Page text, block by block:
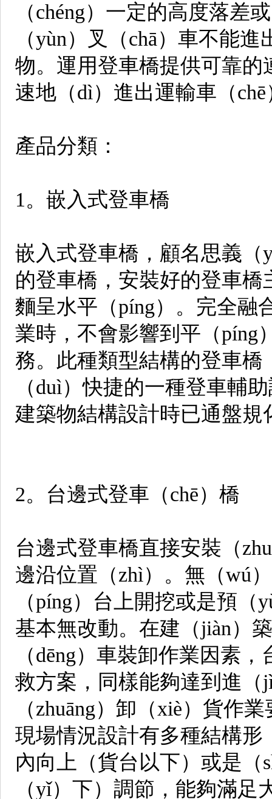
（chéng）一定的高度落差
（yùn）叉（chā）車不能
物。運用登車橋提供可靠
速地（dì）進出運輸車（
產品分類：
1。嵌入式登車橋
嵌入式登車橋，顧名思義
的登車橋，安裝好的登車
麵呈水平（píng）。完全融
業時，不會影響到平（píng
務。此種類型結構的登車橋
（duì）快捷的一種登車輔
建築物結構設計時已通盤規
2。台邊式登車（chē）橋
台邊式登車橋直接安裝（
邊沿位置（zhì）。無（wú
（píng）台上開挖或是預
基本無改動。在建（jiàn）
（dēng）車裝卸作業因素
救方案，同樣能夠達到進（
（zhuāng）卸（xiè）貨作
現場情況設計有多種結構
內向上（貨台以下）或是（
（yǐ）下）調節，能夠滿